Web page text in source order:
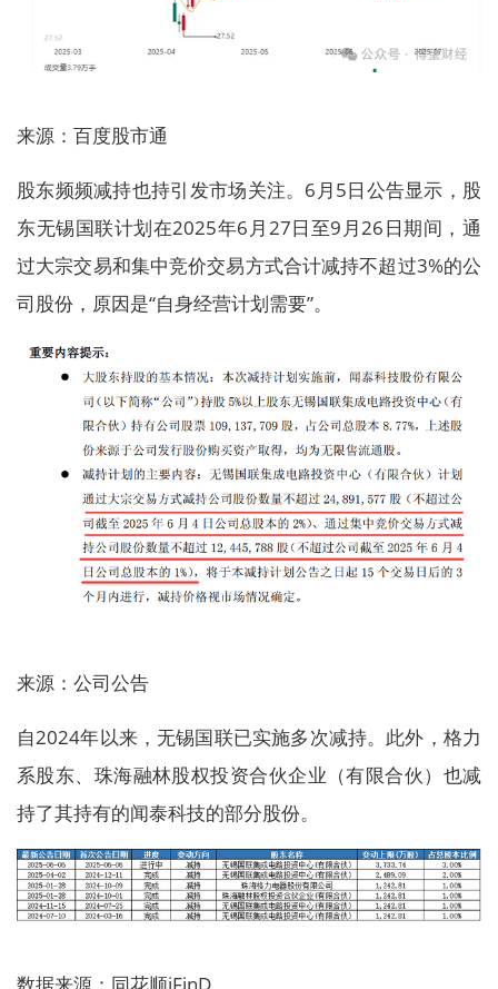
来源：百度股市通
股东频频减持也持引发市场关注。6月5日公告显示，股
东无锡国联计划在2025年6月27日至9月26日期间，通
过大宗交易和集中竞价交易方式合计减持不超过3%的公
司股份，原因是“自身经营计划需要”。
来源：公司公告
自2024年以来，无锡国联已实施多次减持。此外，格力
系股东、珠海融林股权投资合伙企业（有限合伙）也减
持了其持有的闻泰科技的部分股份。
数据来源：同花顺iFinD